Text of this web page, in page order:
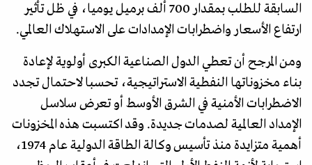
السابقة للطلب بمقدار 700 ألف برميل يوميا، في ظل تأثير
ارتفاع الأسعار واضطرابات الإمدادات على الاستهلاك العالمي.
ومن المرجح أن تعطي الدول الصناعية الكبرى أولوية لإعادة
بناء مخزوناتها النفطية الاستراتيجية، تحسبا لاحتمال تجدد
الاضطرابات الأمنية في الشرق الأوسط أو تعرض سلاسل
الإمداد العالمية لصدمات جديدة. وقد اكتسبت هذه المخزونات
أهمية متزايدة منذ تأسيس وكالة الطاقة الدولية عام 1974،